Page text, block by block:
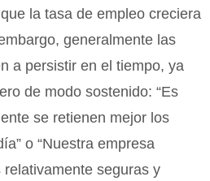
la tasa de empleo creciera
generalmente las
a persistir en el tiempo, ya
de modo sostenido: “Es
se retienen mejor los
o “Nuestra empresa
seguras y